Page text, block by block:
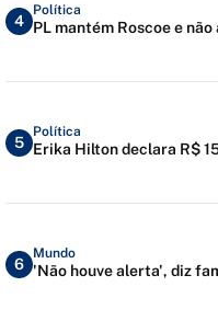
4
Política
PL mantém Roscoe e
5
Política
Erika Hilton declara R$
6
Mundo
'Não houve alerta', diz